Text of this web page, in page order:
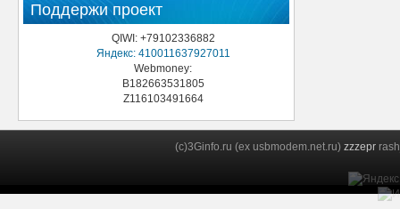
Поддержи проект
QIWI: +79102336882
Яндекс: 410011637927011
Webmoney:
B182663531805
Z116103491664
(c)3Ginfo.ru (ex usbmodem.net.ru) zzzepr